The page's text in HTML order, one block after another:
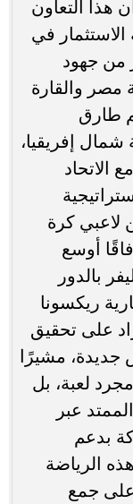
هذا التعاون
في
من جهود
مصر والقارة
طارق
شمال إفريقيا،
الاتحاد
لاعبي كرة
أوسع
بالدور
ريكسونا
على تحقيق
جديدة، مشيرًا
لعبة، بل
عبر
بدعم
الرياضة
على جمع